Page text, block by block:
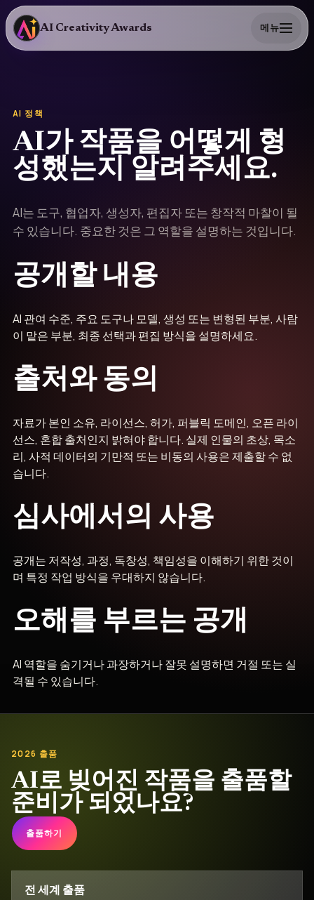
AI Creativity Awards 메뉴
AI 정책
AI가 작품을 어떻게 형
성했는지 알려주세요.
AI는 도구, 협업자, 생성자, 편집자 또는 창작적 마찰이 될
수 있습니다. 중요한 것은 그 역할을 설명하는 것입니다.
공개할 내용
AI 관여 수준, 주요 도구나 모델, 생성 또는 변형된 부분, 사람
이 맡은 부분, 최종 선택과 편집 방식을 설명하세요.
출처와 동의
자료가 본인 소유, 라이선스, 허가, 퍼블릭 도메인, 오픈 라이
선스, 혼합 출처인지 밝혀야 합니다. 실제 인물의 초상, 목소
리, 사적 데이터의 기만적 또는 비동의 사용은 제출할 수 없
습니다.
심사에서의 사용
공개는 저작성, 과정, 독창성, 책임성을 이해하기 위한 것이
며 특정 작업 방식을 우대하지 않습니다.
오해를 부르는 공개
AI 역할을 숨기거나 과장하거나 잘못 설명하면 거절 또는 실
격될 수 있습니다.
2026 출품
AI로 빚어진 작품을 출품할
준비가 되었나요?
출품하기
전 세계 출품